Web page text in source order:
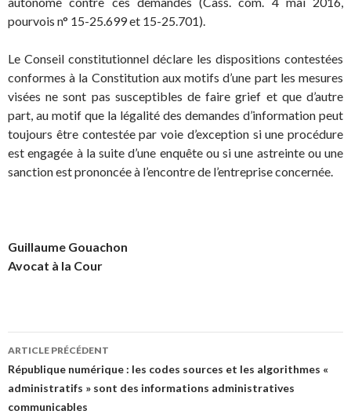
pourvois n° 15-25.699 et 15-25.701).
Le Conseil constitutionnel déclare les dispositions contestées
conformes à la Constitution aux motifs d’une part les mesures
visées ne sont pas susceptibles de faire grief et que d’autre
part, au motif que la légalité des demandes d’information peut
toujours être contestée par voie d’exception si une procédure
est engagée à la suite d’une enquête ou si une astreinte ou une
sanction est prononcée à l’encontre de l’entreprise concernée.
Guillaume Gouachon
Avocat à la Cour
Navigation
des
articles
ARTICLE PRÉCÉDENT
République numérique : les codes sources et les algorithmes «
administratifs » sont des informations administratives
communicables